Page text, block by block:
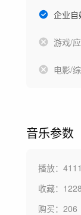
企业
游戏/
电影/
音乐参数
播放：
收藏： 1228
购买： 206